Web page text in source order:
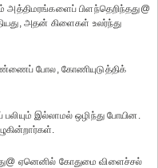
அத்திமரங்களைப் பிளந்தெறிந்தது@
அதன் கிளைகள் உலர்ந்து
போல, கோணியுடுத்திக்
இல்லாமல் ஒழிந்து போயின.
ஏனெனில் கோதுமை விளைச்சல்